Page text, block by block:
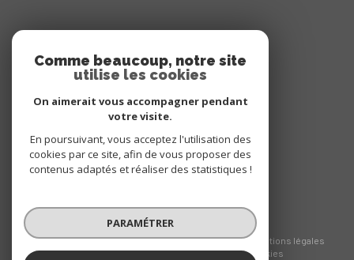
NOUS ADHÉRONS
© 2026 | Tous droits réservés
Nos honoraires
Nos partenaires
Mentions légales
Admin
Politique RGPD Cookies
Comme beaucoup, notre site
utilise les cookies
On aimerait vous accompagner pendant
votre visite.
En poursuivant, vous acceptez l'utilisation des
cookies par ce site, afin de vous proposer des
contenus adaptés et réaliser des statistiques !
PARAMÉTRER